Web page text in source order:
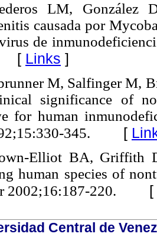
LM, González
causada por
de
Links ]
M, Salfinger M,
significance of
for human
345. [
Elliot BA, Griffith
human species of
2002;16:187-220. [
Central de